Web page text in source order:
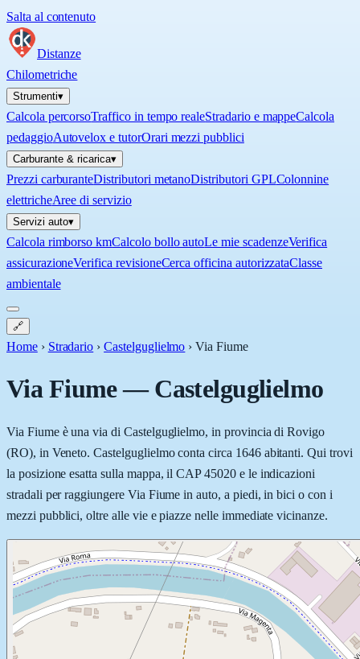
Salta al contenuto
Distanze
Chilometriche
Strumenti▾
Calcola percorsoTraffico in tempo realeStradario e mappeCalcola
pedaggioAutovelox e tutorOrari mezzi pubblici
Carburante & ricarica▾
Prezzi carburanteDistributori metanoDistributori GPLColonnine
elettricheAree di servizio
Servizi auto▾
Calcola rimborso kmCalcolo bollo autoLe mie scadenzeVerifica
assicurazioneVerifica revisioneCerca officina autorizzataClasse
ambientale
🔗
Home › Stradario › Castelguglielmo ›Via Fiume
Via Fiume—Castelguglielmo
Via Fiume è una via di Castelguglielmo, in provincia di Rovigo
(RO), in Veneto. Castelguglielmo conta circa 1646 abitanti. Qui trovi
la posizione esatta sulla mappa, il CAP 45020 e le indicazioni
stradali per raggiungere Via Fiume in auto, a piedi, in bici o con i
mezzi pubblici, oltre alle vie e piazze nelle immediate vicinanze.